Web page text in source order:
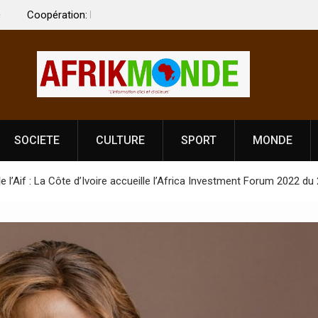
Singh à
de
Côte d’Ivoire, l’opérateur culturel Soldat
prononce
SOCIETE CULTURE SPORT MONDE
: La Côte d’Ivoire accueille l’Africa Investment Forum 2022